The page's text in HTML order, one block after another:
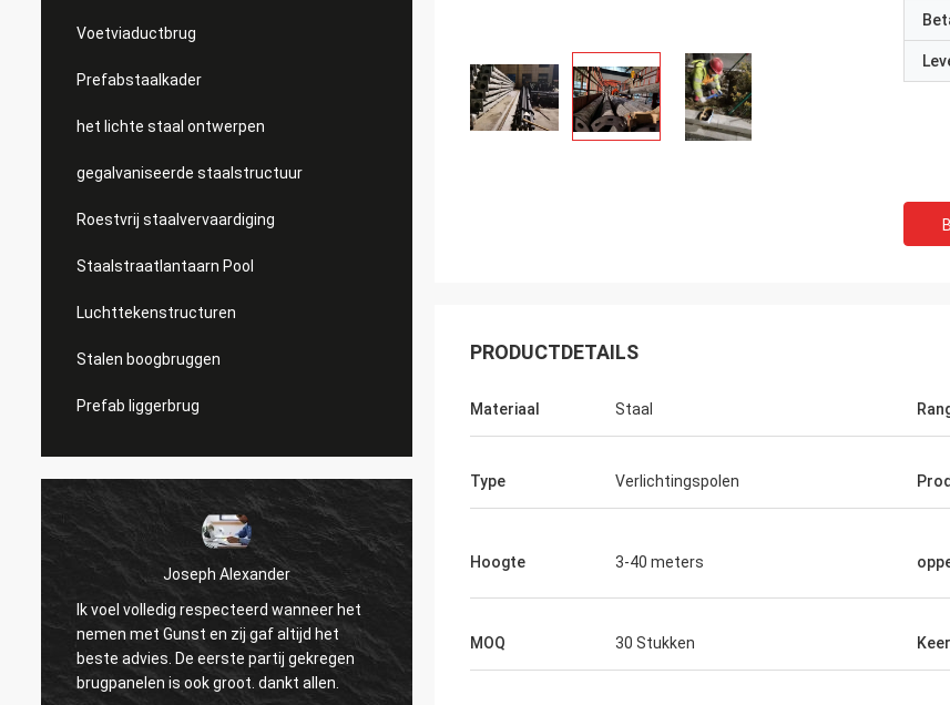
Voetviaductbrug
Prefabstaalkader
het lichte staal ontwerpen
gegalvaniseerde staalstructuur
Roestvrij staalvervaardiging
Staalstraatlantaarn Pool
Luchttekenstructuren
Stalen boogbruggen
Prefab liggerbrug
Donald Mcwayne
De goede teamleden bieden op tijd altijd
begroting aan en beantwoorden vragen
met geduld, grote baan!
PRODUCTDETAILS
Materiaal Staal
Type Verlichtingspolen
Hoogte 3-40 meters
MOQ 30 Stukken